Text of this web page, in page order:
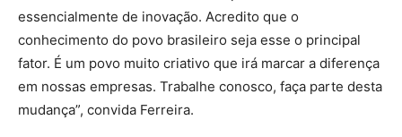
essencialmente de inovação. Acredito que o
conhecimento do povo brasileiro seja esse o principal
fator. É um povo muito criativo que irá marcar a diferença
em nossas empresas. Trabalhe conosco, faça parte desta
mudança”, convida Ferreira.